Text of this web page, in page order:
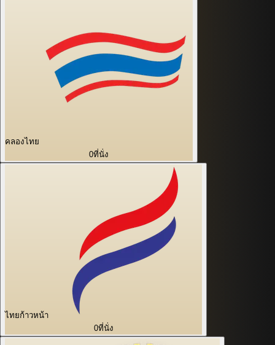
คลองไทย
0ที่นั่ง
ไทยก้าวหน้า
0ที่นั่ง